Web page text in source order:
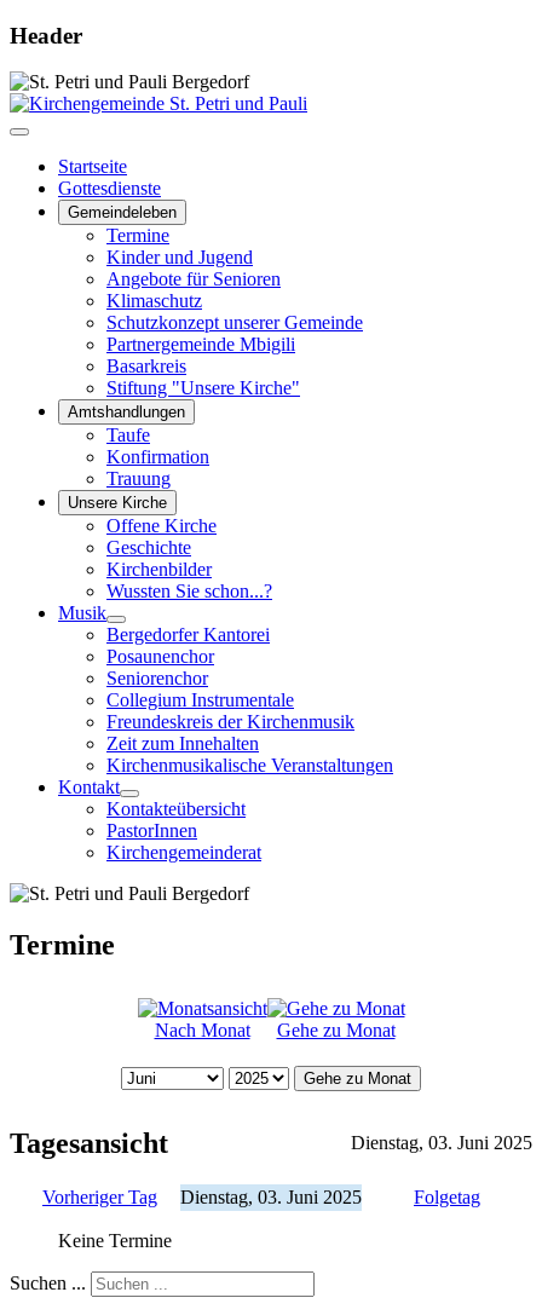
Header
Startseite
Gottesdienste
Gemeindeleben
Termine
Kinder und Jugend
Angebote für Senioren
Klimaschutz
Schutzkonzept unserer Gemeinde
Partnergemeinde Mbigili
Basarkreis
Stiftung "Unsere Kirche"
Amtshandlungen
Taufe
Konfirmation
Trauung
Unsere Kirche
Offene Kirche
Geschichte
Kirchenbilder
Wussten Sie schon...?
Musik
Bergedorfer Kantorei
Posaunenchor
Seniorenchor
Collegium Instrumentale
Freundeskreis der Kirchenmusik
Zeit zum Innehalten
Kirchenmusikalische Veranstaltungen
Kontakt
Kontakteübersicht
PastorInnen
Kirchengemeinderat
Termine
Nach Monat Gehe zu Monat
Gehe zu Monat
Tagesansicht Dienstag, 03. Juni 2025
Vorheriger Tag Dienstag, 03. Juni 2025 Folgetag
Keine Termine
Suchen ...